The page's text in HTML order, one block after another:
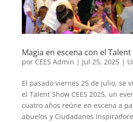
Magia en escena con el Talent
por CEES Admin | Jul 25, 2025|
El pasado viernes 25 de julio, se
el Talent Show CEES 2025, un
cuatro años reúne en escena a
abuelos y Ciudadanos